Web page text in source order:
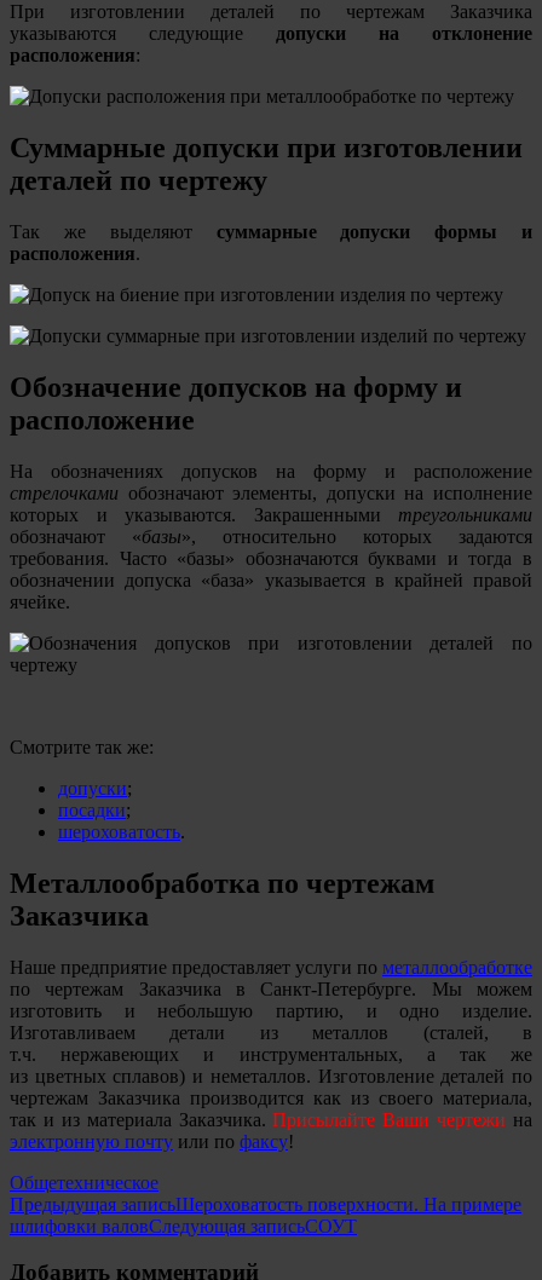
При изготовлении деталей по чертежам Заказчика
указываются следующие допуски на отклонение
расположения:
Суммарные допуски при изготовлении
деталей по чертежу
Так же выделяют суммарные допуски формы и
расположения.
Обозначение допусков на форму и
расположение
На обозначениях допусков на форму и расположение
стрелочками обозначают элементы, допуски на исполнение
которых и указываются. Закрашенными треугольниками
обозначают «базы», относительно которых задаются
требования. Часто «базы» обозначаются буквами и тогда в
обозначении допуска «база» указывается в крайней правой
ячейке.
Смотрите так же:
допуски;
посадки;
шероховатость.
Металлообработка по чертежам
Заказчика
Наше предприятие предоставляет услуги по металлообработке
по чертежам Заказчика в Санкт-Петербурге. Мы можем
изготовить и небольшую партию, и одно изделие.
Изготавливаем детали из металлов (сталей, в
т.ч. нержавеющих и инструментальных, а так же
из цветных сплавов) и неметаллов. Изготовление деталей по
чертежам Заказчика производится как из своего материала,
так и из материала Заказчика.Присылайте Ваши чертежи на
электронную почту или по факсу!
Общетехническое
Навигация
по
записям
Предыдущая записьШероховатость поверхности. На примере
шлифовки валовСледующая записьСОУТ
Добавить комментарий